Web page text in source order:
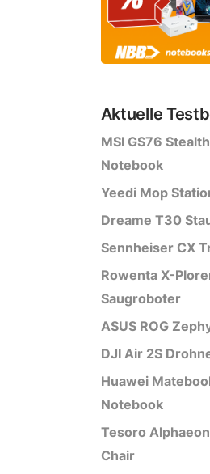
Aktuelle
MSI GS76
Notebook
Yeedi Mop
Dreame T30
Sennheiser CX
Rowenta X-
Saugroboter
ASUS ROG
DJI Air 2S
Huawei
Notebook
Tesoro
Chair